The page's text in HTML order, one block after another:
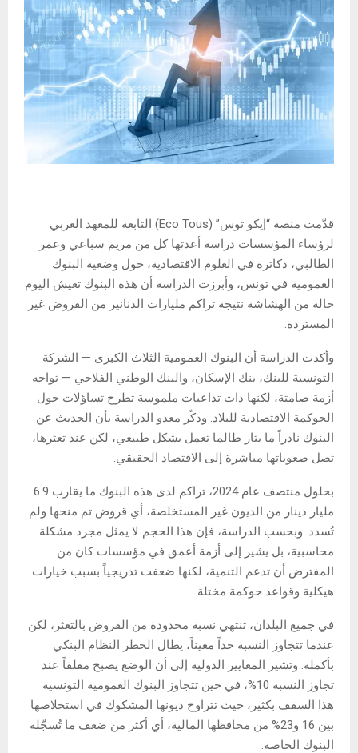
قدّمت منصة “إيكو توس” (Eco Tous) التابعة للمعهد العربي
لرؤساء المؤسسات دراسة أعدتها كل من مريم سباعي وعمر
الطالبي، دكاترة في العلوم الاقتصادية، حول وضعية البنوك
العمومية في تونس، وأبرزت الدراسة أن هذه البنوك تعيش اليوم
حالة من الهشاشة نتيجة تراكم مليارات الدنانير من القروض غير
المستردة.
وأكدت الدراسة أن البنوك العمومية الثلاث الكبرى — الشركة
التونسية للبنك، بنك الإسكان، والبنك الوطني الفلاحي — تواجه
أزمة صامتة، لكنها ذات تداعيات ملموسة تطرح تساؤلات حول
الحوكمة الاقتصادية للبلاد. وذكّر معدو الدراسة بأن الحديث عن
البنوك نادراً ما يثار طالما تعمل بشكل طبيعي، لكن عند تعثرها،
تصل صعوباتها مباشرة إلى الاقتصاد الحقيقي.
بحلول منتصف عام 2024، تراكم لدى هذه البنوك ما يقارب 6.9
مليار دينار من الديون غير المستخلصة، أي قروض تم منحها ولم
تُسدد. وبحسب الدراسة، فإن هذا الحجم لا يمثل مجرد مشكلة
محاسبية، بل يشير إلى أزمة أعمق في مؤسسات كان من
المفترض أن تدعم التنمية، لكنها ضعفت تدريجياً بسبب خيارات
هيكلية وقواعد حوكمة مختلة.
في جميع البلدان، تنتهي نسبة محدودة من القروض بالتعثر، لكن
عندما تتجاوز النسبة حداً معيناً، يطال الخطر النظام البنكي
بأكمله. وتشير المعايير الدولية إلى أن الوضع يصبح مقلقاً عند
تجاوز النسبة 10%، في حين تتجاوز البنوك العمومية التونسية
هذا السقف بكثير، حيث تتراوح ديونها المشكوك في استخلاصها
بين 16 و23% من محافظها المالية، أي أكثر من ضعف ما تُسجّله
البنوك الخاصة.